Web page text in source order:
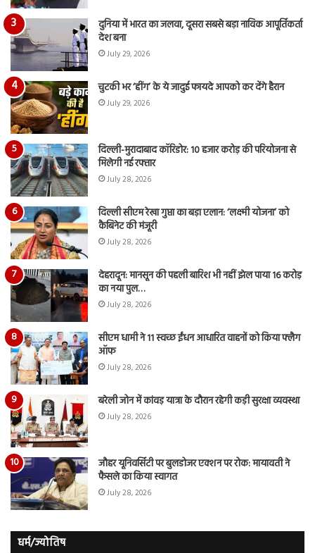
दुनिया में भारत का जलवा, दूसरा सबसे बड़ा नाविक आपूर्तिकर्ता
देश बना
July 29, 2026
चुटकी भर ‘हींग’ के ये जादुई फायदे आपको कर देंगे हैरान
July 29, 2026
दिल्ली-मुरादाबाद कॉरिडोर: 10 हजार करोड़ की परियोजना से
मिलेगी नई रफ्तार
July 28, 2026
दिल्ली सीएम रेखा गुप्ता का बड़ा एलान: ‘लक्ष्मी योजना’ को
कैबिनेट की मंजूरी
July 28, 2026
देहरादून: मानसून की पहली बारिश भी नहीं झेल पाया 16 करोड़
का नया पुल…
July 28, 2026
सीएम धामी ने 11 स्वच्छ ईंधन आधारित वाहनों को किया फ्लैग
ऑफ
July 28, 2026
बरेली जोन में कांवड़ यात्रा के दौरान रहेगी कड़ी सुरक्षा व्यवस्था
July 28, 2026
जौहर यूनिवर्सिटी पर बुलडोजर एक्शन पर रोक: मायावती ने
फैसले का किया स्वागत
July 28, 2026
धर्म/ज्योतिष